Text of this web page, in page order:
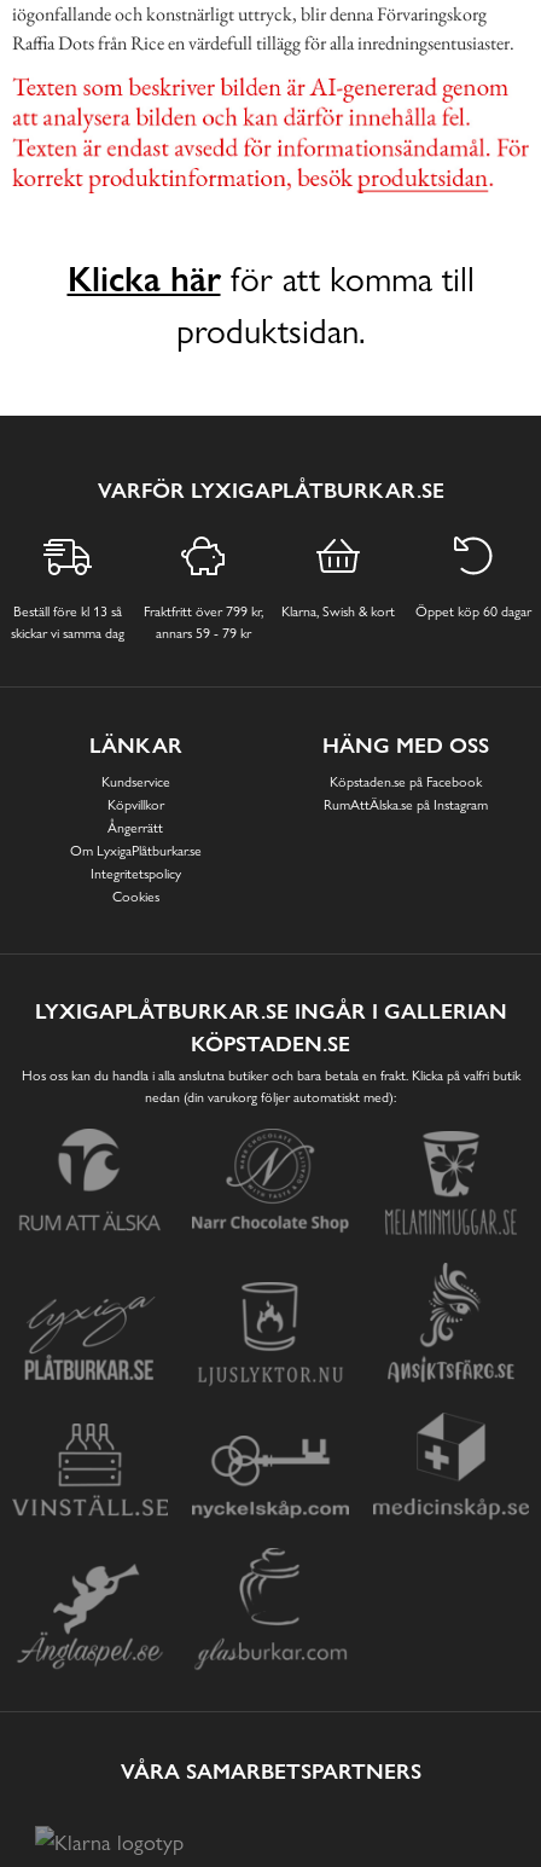
iögonfallande och konstnärligt uttryck, blir denna Förvaringskorg
Raffia Dots från Rice en värdefull tillägg för alla inredningsentusiaster.
Klicka härför att komma till
produktsidan.
VARFÖR LYXIGAPLÅTBURKAR.SE
Beställ före kl 13 så
skickar vi samma dag
Fraktfritt över 799 kr,
annars 59 - 79 kr
Klarna, Swish & kort Öppet köp 60 dagar
LÄNKAR
Kundservice
Köpvillkor
Ångerrätt
Om LyxigaPlåtburkar.se
Integritetspolicy
Cookies
HÄNG MED OSS
Köpstaden.se på Facebook
RumAttÄlska.se på Instagram
LYXIGAPLÅTBURKAR.SE INGÅR I GALLERIAN
KÖPSTADEN.SE
Hos oss kan du handla i alla anslutna butiker och bara betala en frakt. Klicka på valfri butik
nedan (din varukorg följer automatiskt med):
VÅRA SAMARBETSPARTNERS